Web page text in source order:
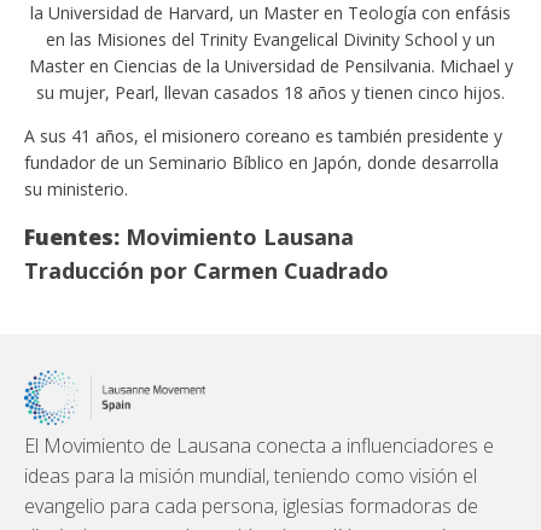
la Universidad de Harvard, un Master en Teología con enfásis
en las Misiones del Trinity Evangelical Divinity School y un
Master en Ciencias de la Universidad de Pensilvania. Michael y
su mujer, Pearl, llevan casados 18 años y tienen cinco hijos.
A sus 41 años, el misionero coreano es también presidente y
fundador de un Seminario Bíblico en Japón, donde desarrolla
su ministerio.
Fuentes: Movimiento Lausana
Traducción por Carmen Cuadrado
El Movimiento de Lausana conecta a influenciadores e
ideas para la misión mundial, teniendo como visión el
evangelio para cada persona, iglesias formadoras de